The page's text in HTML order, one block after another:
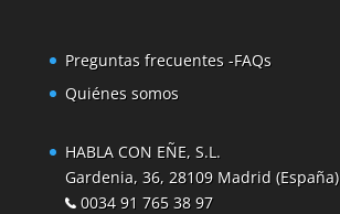
Preguntas frecuentes -FAQs
Quiénes somos
HABLA CON EÑE, S.L.
Gardenia, 36, 28109 Madrid (España)
0034 91 765 38 97